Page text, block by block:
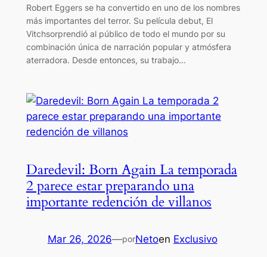
Robert Eggers se ha convertido en uno de los nombres
más importantes del terror. Su película debut, El
Vitchsorprendió al público de todo el mundo por su
combinación única de narración popular y atmósfera
aterradora. Desde entonces, su trabajo…
Daredevil: Born Again La temporada
2 parece estar preparando una
importante redención de villanos
Mar 26, 2026—porNetoen Exclusivo